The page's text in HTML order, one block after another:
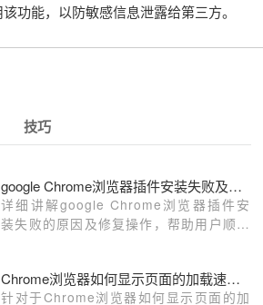
功能，以防敏感信息泄露给第三方。
技巧
google Chrome浏览器插件安装失败及修复操作
详细讲解google Chrome浏览器插件安
装失败的原因及修复操作，帮助用户顺利
Chrome浏览器如何显示页面的加载速度和响应时间
针对于Chrome浏览器如何显示页面的加